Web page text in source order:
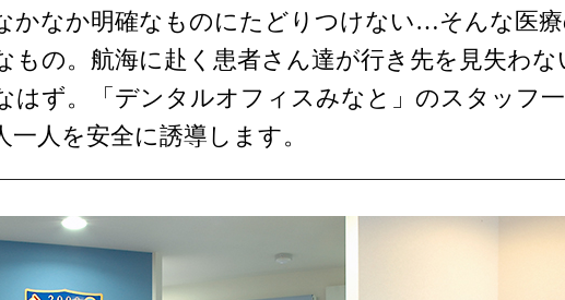
かなか明確なものにたどりつけない…そんな医
もの。航海に赴く患者さん達が行き先を見失わな
はず。「デンタルオフィスみなと」のスタッフ
人を安全に誘導します。